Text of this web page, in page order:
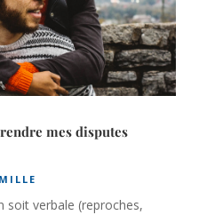
mes disputes
soit verbale (reproches,